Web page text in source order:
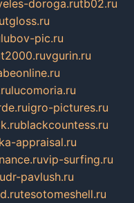
doroga.rutb02.ru
lubov-pic.ru
vgurin.ru
lucomoria.ru
igro-pictures.ru
blackcountess.ru
appraisal.ru
vip-surfing.ru
dr-pavlush.ru
tesotomeshell.ru